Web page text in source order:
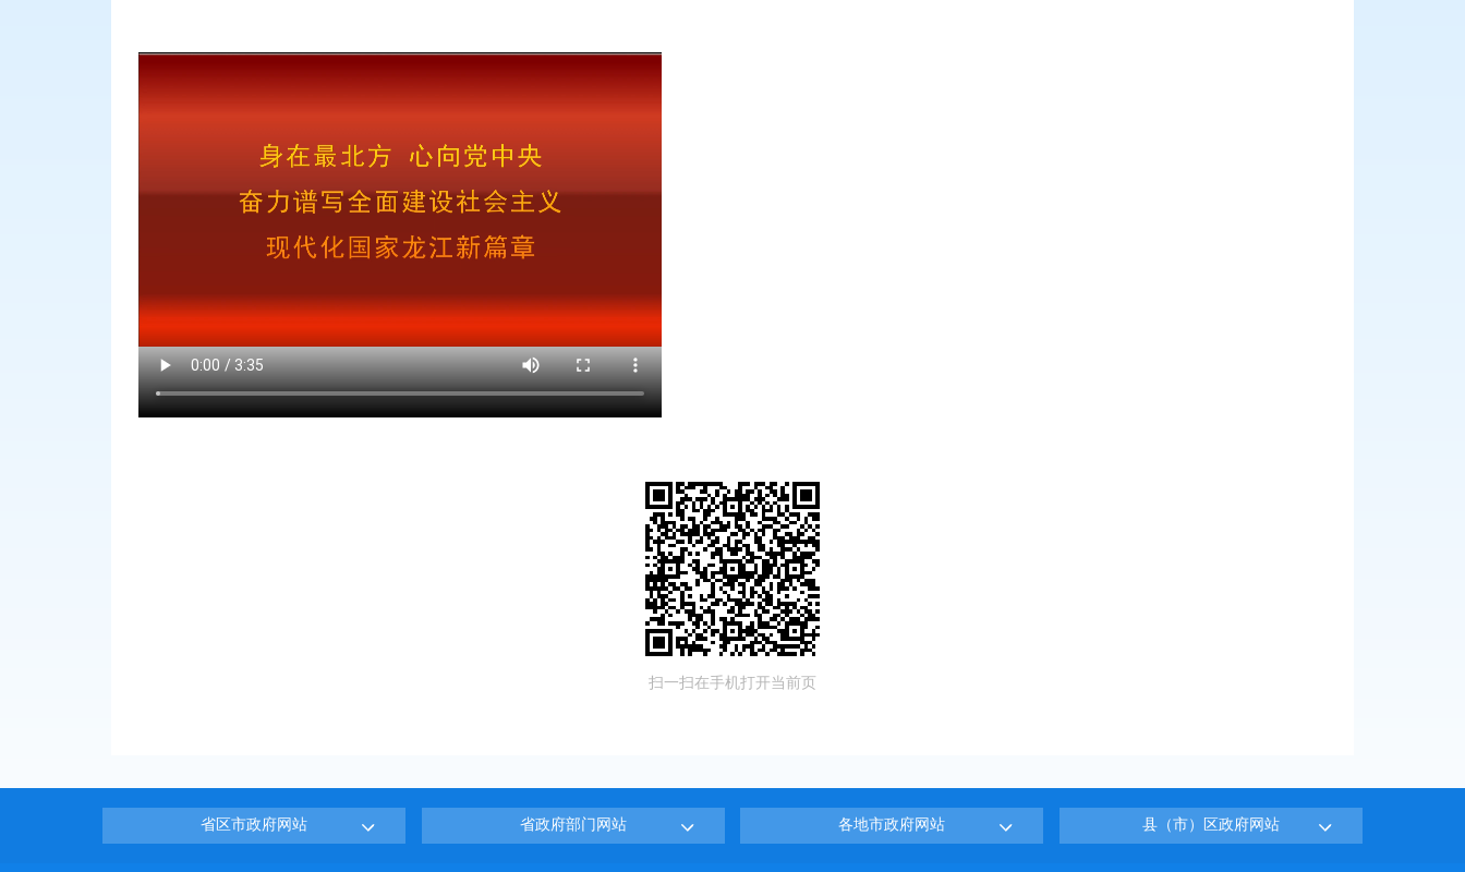
扫一扫在手机打开当前页
省区市政府网站 省政府部门网站 各地市政府网站 县（市）区政府网站